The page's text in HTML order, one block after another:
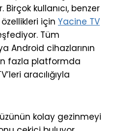
kullanıcı, benzer
için Yacine TV
Tüm
Android cihazlarının
fazla platformda
aracılığıyla
kolay gezinmeyi